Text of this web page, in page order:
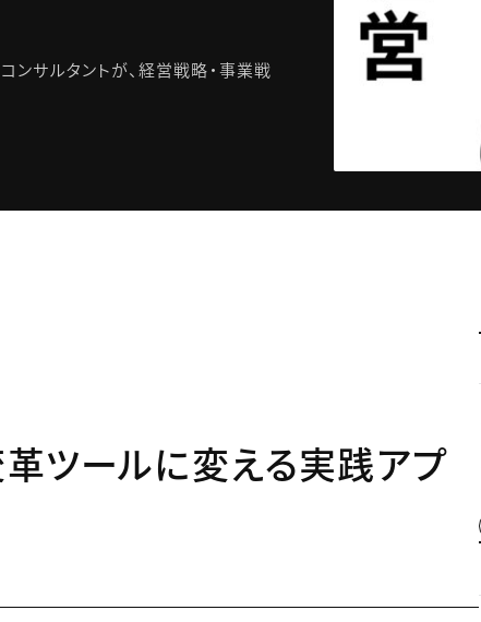
ンサルタントが、経営戦略・事業戦
ツールに変える実践アプ